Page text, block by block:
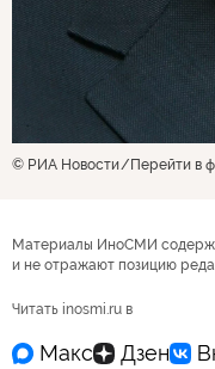
© РИА Новости Перейти в
Материалы ИноСМИ
и не отражают позицию
Читать inosmi.ru в